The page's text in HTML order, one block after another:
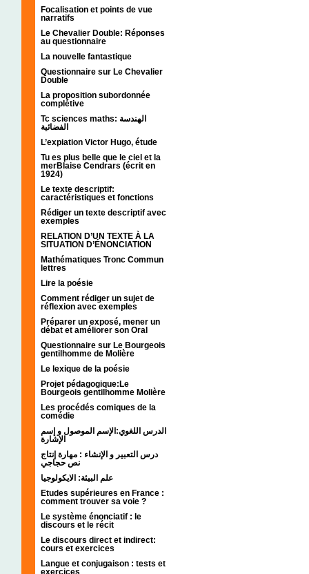
Focalisation et points de vue
narratifs
Le Chevalier Double: Réponses
au questionnaire
La nouvelle fantastique
Questionnaire sur Le Chevalier
Double
La proposition subordonnée
complétive
Tc sciences maths: الهندسة
الفضائية
L’expiation Victor Hugo, étude
Tu es plus belle que le ciel et la
merBlaise Cendrars (écrit en
1924)
Le texte descriptif:
caractéristiques et fonctions
Rédiger un texte descriptif avec
exemples
RELATION D’UN TEXTE À LA
SITUATION D’ÉNONCIATION
Mathématiques Tronc Commun
lettres
Lire la poésie
Comment rédiger un sujet de
réflexion avec exemples
Préparer un exposé, mener un
débat et améliorer son Oral
Questionnaire sur Le Bourgeois
gentilhomme de Molière
Le lexique de la poésie
Projet pédagogique:Le
Bourgeois gentilhomme Molière
Les procédés comiques de la
comédie
الدرس اللغوي:الإسم الموصول و إسم
الإشارة
درس التعبير و الإنشاء : مهارة إنتاج
نص حجاجي
علم البيئة: الايكولوجيا
Etudes supérieures en France :
comment trouver sa voie ?
Le système énonciatif : le
discours et le récit
Le discours direct et indirect:
cours et exercices
Langue et conjugaison : tests et
exercices